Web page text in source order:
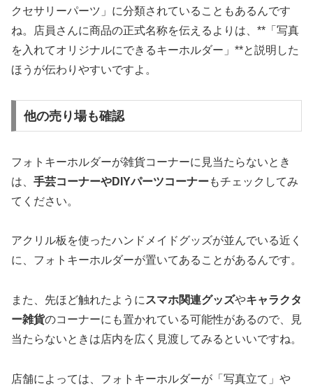
クセサリーパーツ」に分類されていることもあるんです
ね。店員さんに商品の正式名称を伝えるよりは、**「写真
を入れてオリジナルにできるキーホルダー」**と説明した
ほうが伝わりやすいですよ。
他の売り場も確認
フォトキーホルダーが雑貨コーナーに見当たらないとき
は、 手芸コーナーやDIYパーツコーナーもチェックしてみ
てください。
アクリル板を使ったハンドメイドグッズが並んでいる近く
に、フォトキーホルダーが置いてあることがあるんです。
また、先ほど触れたように スマホ関連グッズやキャラクタ
ー雑貨のコーナーにも置かれている可能性があるので、見
当たらないときは店内を広く見渡してみるといいですね。
店舗によっては、フォトキーホルダーが「写真立て」や